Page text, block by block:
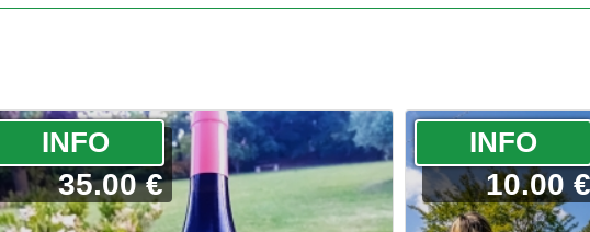
­INFO
35.00 €
­INFO
10.00 €